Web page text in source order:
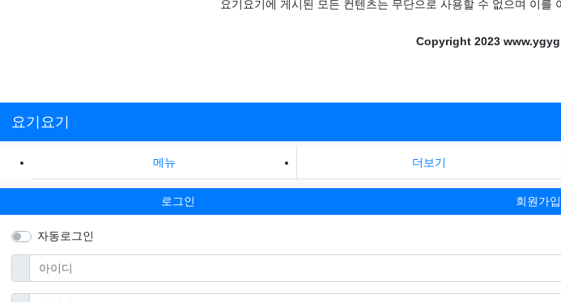
요기요기에 게시된 모든 컨텐츠는 무단으로 사용할 수 없으며 이를
Copyright 2023
요기요기
메뉴 더보기
로그인 회원가입
자동로그인
아이디필수